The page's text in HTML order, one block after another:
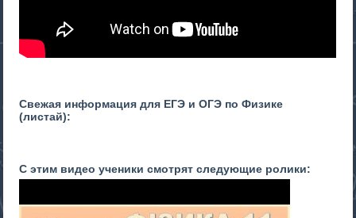
Свежая информация для ЕГЭ и ОГЭ по Физике
(листай):
С этим видео ученики смотрят следующие ролики: